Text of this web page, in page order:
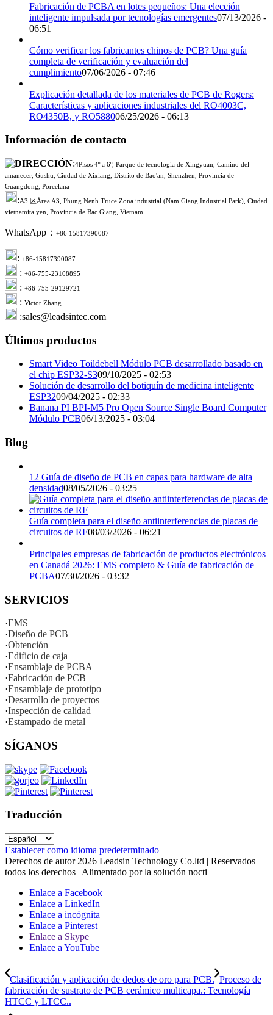
Fabricación de PCBA en lotes pequeños: Una elección
inteligente impulsada por tecnologías emergentes07/13/2026 -
06:51
Cómo verificar los fabricantes chinos de PCB? Una guía
completa de verificación y evaluación del
cumplimiento07/06/2026 - 07:46
Explicación detallada de los materiales de PCB de Rogers:
Características y aplicaciones industriales del RO4003C,
RO4350B, y RO588006/25/2026 - 06:13
Información de contacto
:4Pisos 4º a 6º, Parque de tecnología de Xingyuan, Camino del
amanecer, Gushu, Ciudad de Xixiang, Distrito de Bao'an, Shenzhen, Provincia de
Guangdong, Porcelana
:A3 区Área A3, Phung Nenh Truce Zona industrial (Nam Giang Industrial Park), Ciudad
vietnamita yen, Provincia de Bac Giang, Vietnam
WhatsApp： +86 15817390087
: +86-15817390087
: +86-755-23108895
: +86-755-29129721
: Victor Zhang
:sales@leadsintec.com
Últimos productos
Smart Video Toildebell Módulo PCB desarrollado basado en
el chip ESP32-S309/10/2025 - 02:53
Solución de desarrollo del botiquín de medicina inteligente
ESP3209/04/2025 - 02:33
Banana PI BPI-M5 Pro Open Source Single Board Computer
Módulo PCB06/13/2025 - 03:04
Blog
12 Guía de diseño de PCB en capas para hardware de alta
densidad08/05/2026 - 03:25
Guía completa para el diseño antiinterferencias de placas de
circuitos de RF08/03/2026 - 06:21
Principales empresas de fabricación de productos electrónicos
en Canadá 2026: EMS completo & Guía de fabricación de
PCBA07/30/2026 - 03:32
SERVICIOS
·EMS
·Diseño de PCB
·Obtención
·Edificio de caja
·Ensamblaje de PCBA
·Fabricación de PCB
·Ensamblaje de prototipo
·Desarrollo de proyectos
·Inspección de calidad
·Estampado de metal
SÍGANOS
Traducción
Establecer como idioma predeterminado
Derechos de autor 2026 Leadsin Technology Co.ltd | Reservados
todos los derechos | Alimentado por la solución nocti
Enlace a Facebook
Enlace a LinkedIn
Enlace a incógnita
Enlace a Pinterest
Enlace a Skype
Enlace a YouTube
Clasificación y aplicación de dedos de oro para PCB. Proceso de
fabricación de sustrato de PCB cerámico multicapa.: Tecnología
HTCC y LTCC..